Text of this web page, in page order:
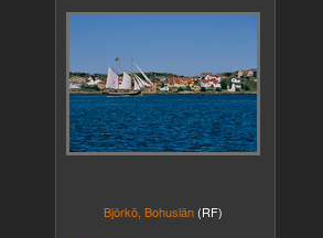
Björkö, Bohuslän (RF)